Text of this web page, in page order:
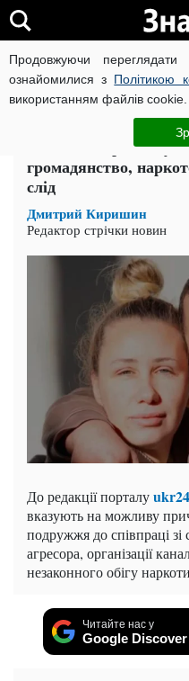
Продовжуючи
ознайомилися з Політикою
використанням файлів cookie.
ВІЙНА РОСІЇ ПРОТИ
Компромат
Резонансне
громадянство,
слід
Дмитрий Киришин
Редактор стрічки новин
До редакції порталу
вказують на можливу
подружжя до співпраці
агресора, організації
незаконного обігу
Читайте нас у
Google Discover